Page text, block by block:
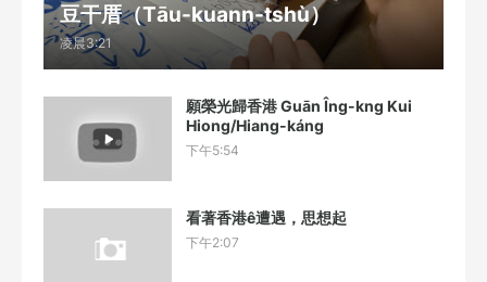
豆干厝（Tāu-kuann-tshù）
凌晨3:21
願榮光歸香港 Guān Îng-kng Kui
Hiong/Hiang-káng
下午5:54
看著香港ê遭遇，思想起
下午2:07